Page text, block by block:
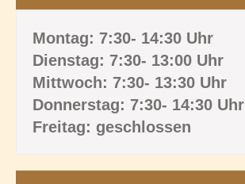
Montag: 7:30- 14:30 Uhr
Dienstag: 7:30- 13:00 Uhr
Mittwoch: 7:30- 13:30 Uhr
Donnerstag: 7:30- 14:30 Uhr
Freitag: geschlossen